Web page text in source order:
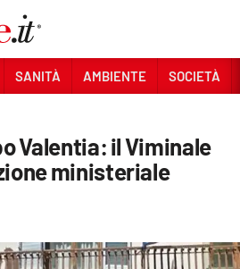
SANITÀ AMBIENTE SOCIETÀ
Valentia: il Viminale
ministeriale